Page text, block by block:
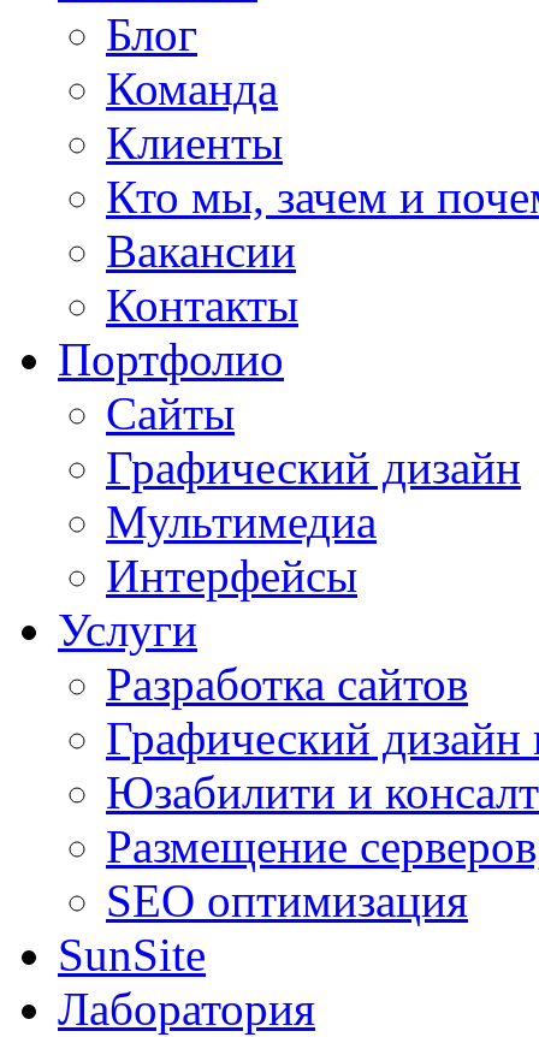
Блог
Команда
Клиенты
Кто мы, зачем и
Вакансии
Контакты
Портфолио
Сайты
Графический дизайн
Мультимедиa
Интерфейсы
Услуги
Разработка сайтов
Графический дизайн
Юзабилити и
Размещение
SEO оптимизация
SunSite
Лаборатория